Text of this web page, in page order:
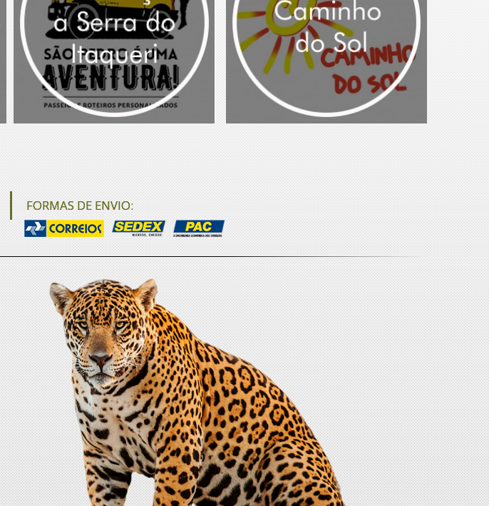
FORMAS DE ENVIO: